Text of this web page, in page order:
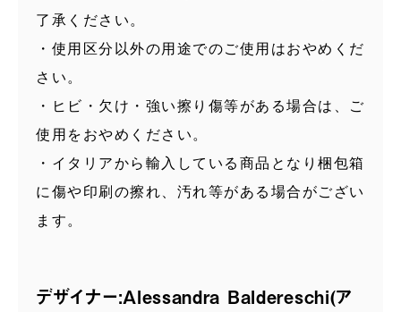
了承ください。
・使用区分以外の用途でのご使用はおやめくだ
さい。
・ヒビ・欠け・強い擦り傷等がある場合は、ご
使用をおやめください。
・イタリアから輸入している商品となり梱包箱
に傷や印刷の擦れ、汚れ等がある場合がござい
ます。
デザイナー:Alessandra Baldereschi(ア